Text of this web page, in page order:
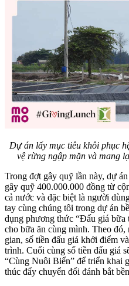
Dự án lấy mục tiêu khôi phục
vệ rừng ngập mặn và mang
Trong đợt gây quỹ lần này, dự
gây quỹ 400.000.000 đồng từ
cả nước và đặc biệt là người
tay cùng chúng tôi trong dự án
dụng phương thức “Đấu giá bữa
cho bữa ăn cùng mình. Theo
gian, số tiền đấu giá khởi điểm
trình. Cuối cùng số tiền đấu giá
“Cùng Nuôi Biển” để triển khai
thúc đẩy chuyển đổi đánh bắt